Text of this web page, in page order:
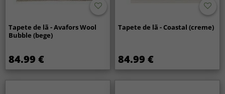
Tapete de lã - Avafors Wool
Bubble (bege)
84.99 €
Tapete de lã - Coastal (creme)
84.99 €